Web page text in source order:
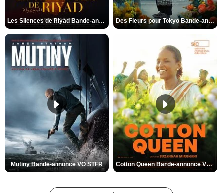
Les Silences de Riyad Bande-annonce VO STFR Des Fleurs pour Tokyo Bande-annonce VO STFR
Mutiny Bande-annonce VO STFR Cotton Queen Bande-annonce VO STFR